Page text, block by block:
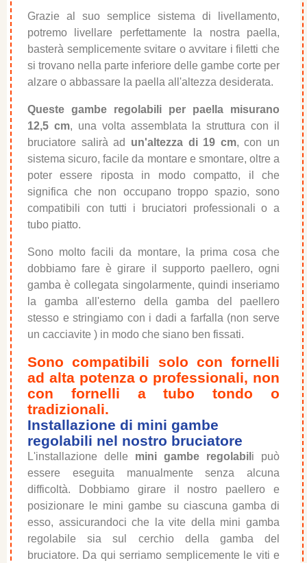
Grazie al suo semplice sistema di livellamento,
potremo livellare perfettamente la nostra paella,
basterà semplicemente svitare o avvitare i filetti che
si trovano nella parte inferiore delle gambe corte per
alzare o abbassare la paella all'altezza desiderata.
Queste gambe regolabili per paella misurano
12,5 cm, una volta assemblata la struttura con il
bruciatore salirà ad un'altezza di 19 cm, con un
sistema sicuro, facile da montare e smontare, oltre a
poter essere riposta in modo compatto, il che
significa che non occupano troppo spazio, sono
compatibili con tutti i bruciatori professionali o a
tubo piatto.
Sono molto facili da montare, la prima cosa che
dobbiamo fare è girare il supporto paellero, ogni
gamba è collegata singolarmente, quindi inseriamo
la gamba all'esterno della gamba del paellero
stesso e stringiamo con i dadi a farfalla (non serve
un cacciavite ) in modo che siano ben fissati.
Sono compatibili solo con fornelli
ad alta potenza o professionali, non
con fornelli a tubo tondo o
tradizionali.
Installazione di mini gambe
regolabili nel nostro bruciatore
L'installazione delle mini gambe regolabil i può
essere eseguita manualmente senza alcuna
difficoltà. Dobbiamo girare il nostro paellero e
posizionare le mini gambe su ciascuna gamba di
esso, assicurandoci che la vite della mini gamba
regolabile sia sul cerchio della gamba del
bruciatore. Da qui serriamo semplicemente le viti e